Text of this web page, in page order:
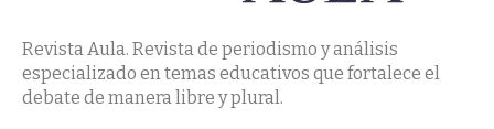
Revista Aula. Revista de periodismo y análisis
especializado en temas educativos que fortalece el
debate de manera libre y plural.